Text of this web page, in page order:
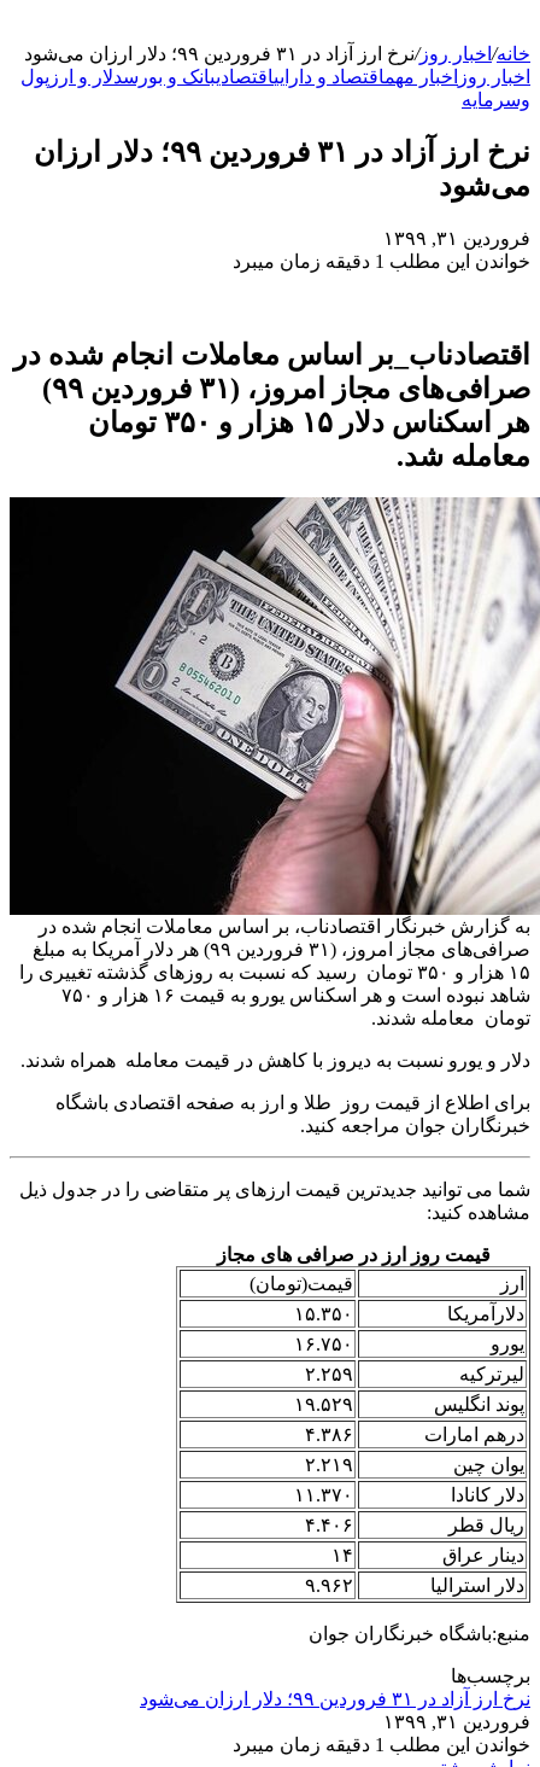
خانه/ اخبار روز/نرخ ارز آزاد در ۳۱ فروردین ۹۹؛ دلار ارزان می‌شود
اخبار روز اخبار مهماقتصاد و داراییاقتصادیبانک و بورسدلار و ارز پول
وسرمایه
نرخ ارز آزاد در ۳۱ فروردین ۹۹؛ دلار ارزان
می‌شود
فروردین ۳۱, ۱۳۹۹
خواندن این مطلب 1 دقیقه زمان میبرد
اقتصادناب_بر اساس معاملات انجام شده در
صرافی‌های مجاز امروز، (۳۱ فروردین ۹۹)
هر اسکناس دلار ۱۵ هزار و ۳۵۰ تومان
معامله شد.
به گزارش خبرنگار اقتصادناب، بر اساس معاملات انجام شده در
صرافی‌های مجاز امروز، (۳۱ فروردین ۹۹) هر دلار آمریکا به مبلغ
۱۵ هزار و ۳۵۰ تومان رسید که نسبت به روز‌های گذشته تغییری را
شاهد نبوده است و هر اسکناس یورو به قیمت ۱۶ هزار و ۷۵۰
تومان معامله شدند.
دلار و یورو نسبت به دیروز با کاهش در قیمت معامله همراه شدند.
برای اطلاع از قیمت روز طلا و ارز به صفحه اقتصادی باشگاه
خبرنگاران جوان مراجعه کنید.
شما می توانید جدیدترین قیمت ارزهای پر متقاضی را در جدول ذیل
مشاهده کنید:
قیمت روز ارز در صرافی های مجاز
ارز
قیمت(تومان)
دلارآمریکا
۱۵.۳۵۰
یورو
۱۶.۷۵۰
لیرترکیه
۲.۲۵۹
پوند انگلیس
۱۹.۵۲۹
درهم امارات
۴.۳۸۶
یوان چین
۲.۲۱۹
دلار کانادا
۱۱.۳۷۰
ریال قطر
۴.۴۰۶
دینار عراق
۱۴
دلار استرالیا
۹.۹۶۲
منبع:باشگاه خبرنگاران جوان
برچسب‌ها
نرخ ارز آزاد در ۳۱ فروردین ۹۹؛ دلار ارزان می‌شود
فروردین ۳۱, ۱۳۹۹
خواندن این مطلب 1 دقیقه زمان میبرد